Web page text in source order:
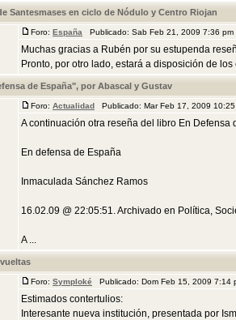
Santesmases en ciclo de Nódulo y Centro Riojan
Foro: España Publicado: Sab Feb 21, 2009 7:36
Muchas gracias a Rubén por su estupenda
Pronto, por otro lado, estará a disposición de
de España", por Abascal y Gustav
Foro: Actualidad Publicado: Mar Feb 17, 2009
A continuación otra reseña del libro En Defensa
En defensa de España
Inmaculada Sánchez Ramos
16.02.09 @ 22:05:51. Archivado en Política,
A ...
Foro: Symploké Publicado: Dom Feb 15, 2009
Estimados contertulios:
Interesante nueva institución, presentada por